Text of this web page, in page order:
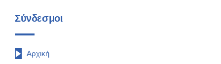
Σύνδεσμοι
Αρχική